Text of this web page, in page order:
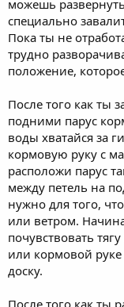
можешь
специально
Пока ты не
трудно
положение,
После того как ты
подними парус
воды хватайся за
кормовую руку с
расположи парус
между петель на
нужно для того,
или ветром.
почувствовать
или кормовой
доску.
После того как ты